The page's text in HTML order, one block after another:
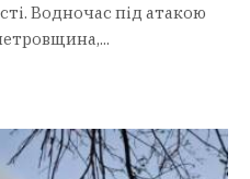
Водночас під атакою